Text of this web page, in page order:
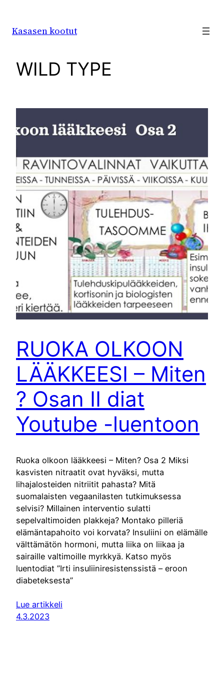
Kasasen kootut
WILD TYPE
RUOKA OLKOON
LÄÄKKEESI – Miten
? Osan II diat
Youtube -luentoon
Ruoka olkoon lääkkeesi – Miten? Osa 2 Miksi
kasvisten nitraatit ovat hyväksi, mutta
lihajalosteiden nitriitit pahasta? Mitä
suomalaisten vegaanilasten tutkimuksessa
selvisi? Millainen interventio sulatti
sepelvaltimoiden plakkeja? Montako pilleriä
elämäntapahoito voi korvata? Insuliini on elämälle
välttämätön hormoni, mutta liika on liikaa ja
sairaille valtimoille myrkkyä. Katso myös
luentodiat ”Irti insuliiniresistenssistä – eroon
diabeteksesta”
Lue artikkeli
4.3.2023